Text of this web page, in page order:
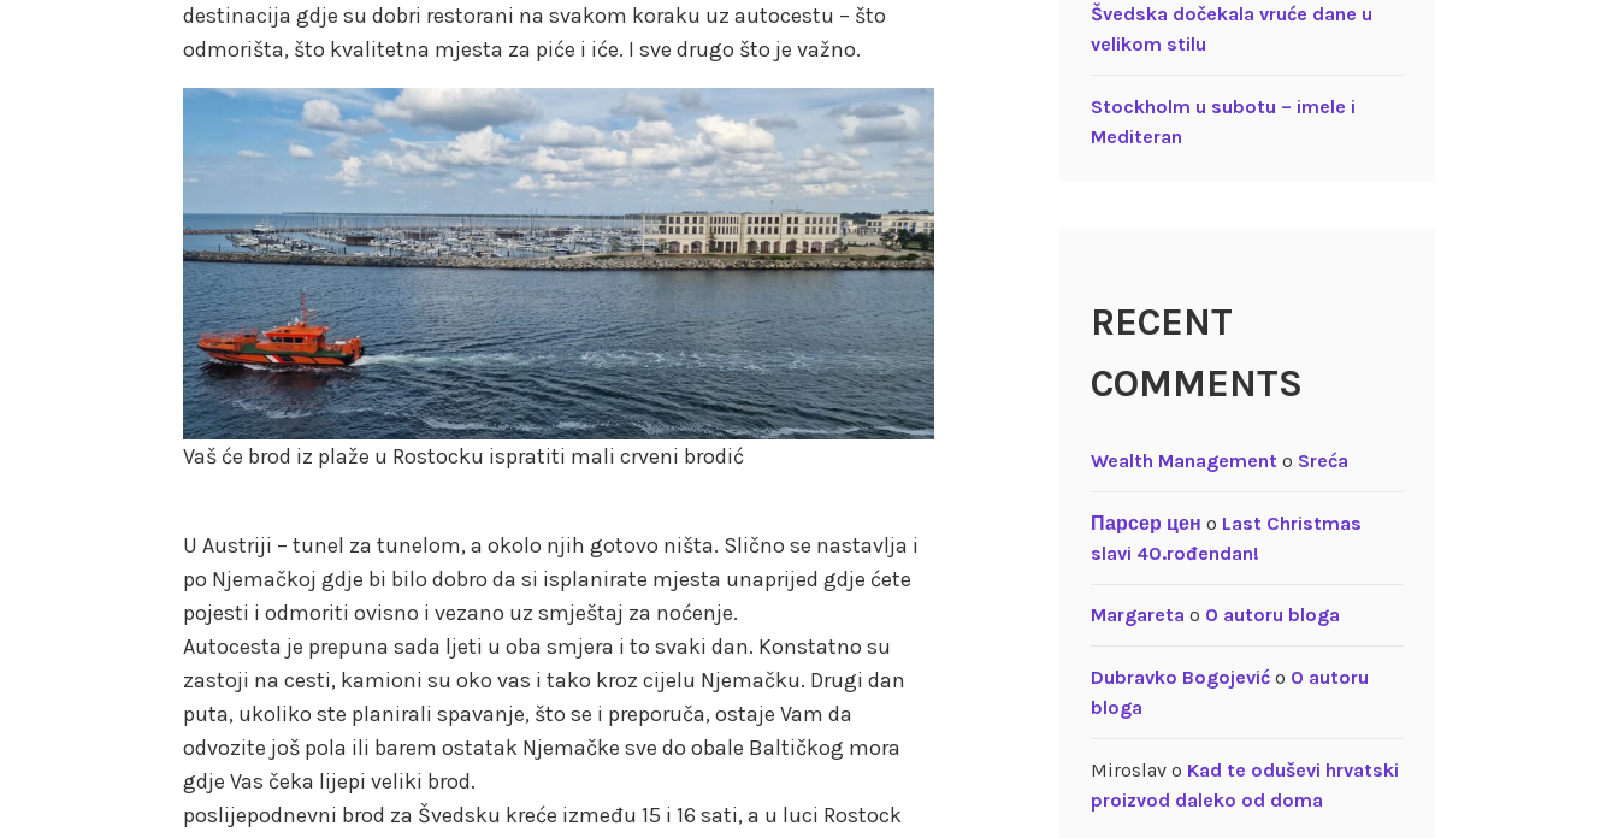
destinacija gdje su dobri restorani na svakom koraku uz autocestu – što
odmorišta, što kvalitetna mjesta za piće i iće. I sve drugo što je važno.
Vaš će brod iz plaže u Rostocku ispratiti mali crveni brodić
U Austriji – tunel za tunelom, a okolo njih gotovo ništa. Slično se nastavlja i
po Njemačkoj gdje bi bilo dobro da si isplanirate mjesta unaprijed gdje ćete
pojesti i odmoriti ovisno i vezano uz smještaj za noćenje.
Autocesta je prepuna sada ljeti u oba smjera i to svaki dan. Konstatno su
zastoji na cesti, kamioni su oko vas i tako kroz cijelu Njemačku. Drugi dan
puta, ukoliko ste planirali spavanje, što se i preporuča, ostaje Vam da
odvozite još pola ili barem ostatak Njemačke sve do obale Baltičkog mora
gdje Vas čeka lijepi veliki brod.
poslijepodnevni brod za Švedsku kreće između 15 i 16 sati, a u luci Rostock
Švedska dočekala vruće dane u
velikom stilu
Stockholm u subotu – imele i
Mediteran
RECENT
COMMENTS
Wealth Managemento Sreća
Парсер цен o Last Christmas
slavi 40.rođendan!
Margareta o O autoru bloga
Dubravko Bogojevićo O autoru
bloga
Miroslavo Kad te oduševi hrvatski
proizvod daleko od doma